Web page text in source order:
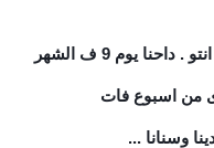
احمد : متأخرين يا وليد ... متأخرين اوى انتو . داحنا يوم 9 ف الشهر
من اسبوع فات
وسنانا ...